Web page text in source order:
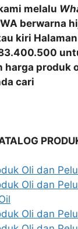
melalu
berwarna
kiri
harga produk
cari
Oli dan
Oli dan
Oli dan